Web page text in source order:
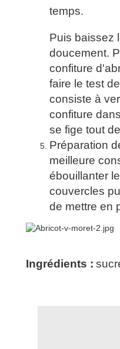
temps.
Puis baissez
doucement.
confiture
faire le test
consiste à
confiture
se fige tout
Préparation
meilleure
ébouillanter
couvercles
de mettre en
Ingrédients :